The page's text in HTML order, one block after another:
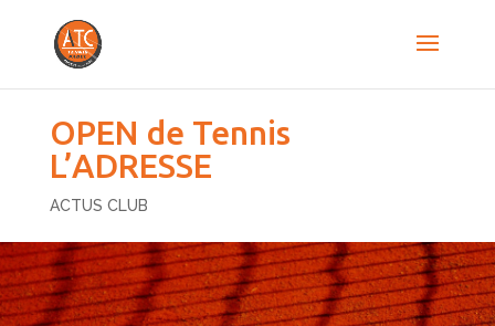
OPEN de Tennis
L’ADRESSE
ACTUS CLUB